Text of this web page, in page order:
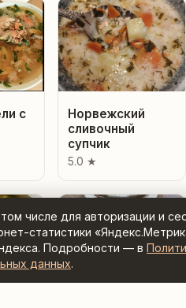
числе для авторизации и
статистики
Подробности — в
данных.
с
Норвежский
сливочный
супчик
5.0 ★